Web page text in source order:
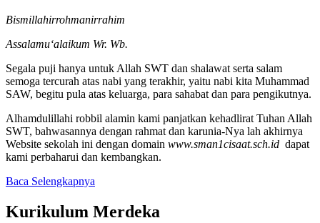
Bismillahirrohmanirrahim
Assalamu‘alaikum Wr. Wb.
Segala puji hanya untuk Allah SWT dan shalawat serta salam
semoga tercurah atas nabi yang terakhir, yaitu nabi kita Muhammad
SAW, begitu pula atas keluarga, para sahabat dan para pengikutnya.
Alhamdulillahi robbil alamin kami panjatkan kehadlirat Tuhan Allah
SWT, bahwasannya dengan rahmat dan karunia-Nya lah akhirnya
Website sekolah ini dengan domain www.sman1cisaat.sch.id dapat
kami perbaharui dan kembangkan.
Baca Selengkapnya
Kurikulum Merdeka